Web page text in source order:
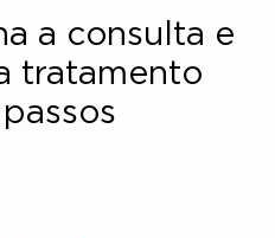
a consulta e
tratamento